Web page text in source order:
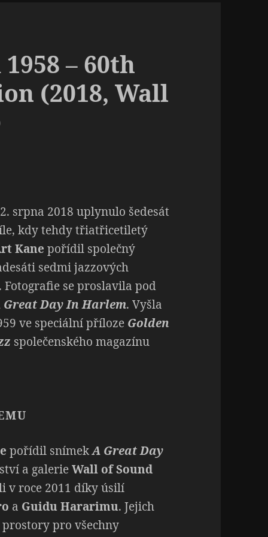
– 60th
(2018, Wall
srpna 2018 uplynulo šedesát
kdy tehdy třiatřicetiletý
Kane pořídil společný
sedmi jazzových
Fotografie se proslavila pod
Great Day In Harlem. Vyšla
ve speciální příloze Golden
společenského magazínu
pořídil snímekA Great Day
a galerieWall of Sound
v roce 2011 díky úsilí
a Guidu Hararimu. Jejich
pro všechny